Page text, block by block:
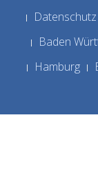
Datenschutz
Baden
Hamburg